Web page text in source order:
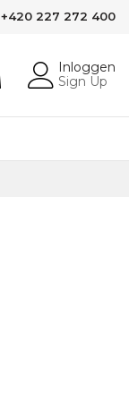
+420 227 272 400
Inloggen
Sign Up